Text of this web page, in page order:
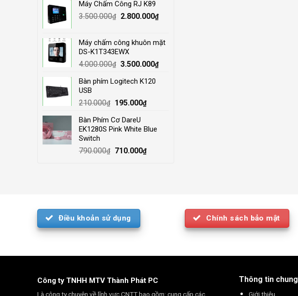
was:
1.500.000₫.1.250.000₫.
Máy Chấm Công RJ K89
3.500.000₫
Original
3.500.000₫.
2.800.000₫Current
2.800.000₫.
Máy chấm công khuôn mặt
DS-K1T343EWX
4.000.000₫ Original
was:
3.500.000₫Current
Bàn phím Logitech K120
USB
210.000₫
Original
was:
210.000₫.
195.000₫Current
195.000₫.
Bàn Phím Cơ DareU
EK1280S Pink White Blue
Switch
790.000₫
Original
710.000₫Current
Điều khoản sử dụng Chính sách bảo mật
Công ty TNHH MTV Thành Phát PC
Là công ty chuyên về lĩnh vực CNTT bao gồm: cung cấp các
Thông tin chung
Giới thiệu